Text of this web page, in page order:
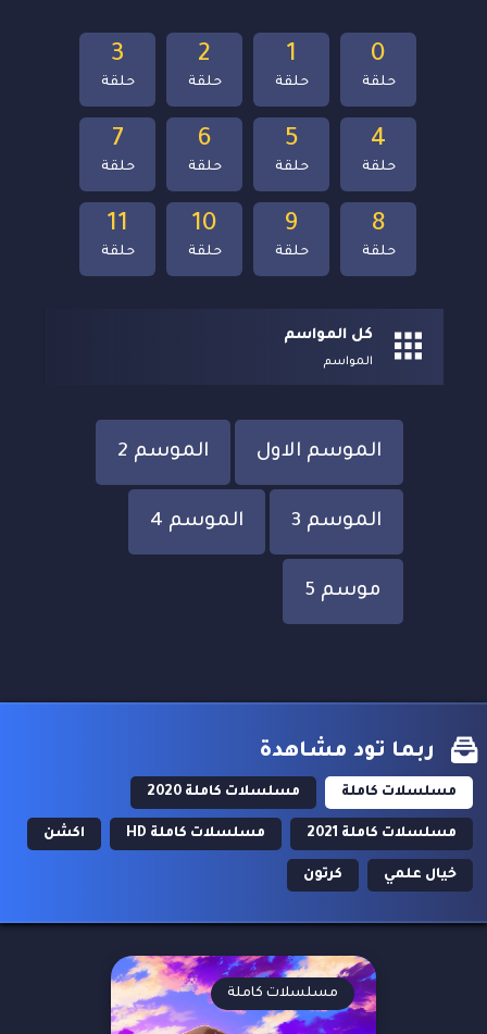
11
حلقة
10
حلقة
9
حلقة
8
حلقة
7
حلقة
6
حلقة
5
حلقة
4
حلقة
3
حلقة
2
حلقة
1
حلقة
0
حلقة
كل المواسم
المواسم
الموسم الاول الموسم 2
الموسم 3 الموسم 4
موسم 5
ربما تود مشاهدة
مسلسلات كاملة مسلسلات كاملة 2020
مسلسلات كاملة 2021 مسلسلات كاملة HD اكشن
خيال علمي كرتون
مسلسلات كاملة